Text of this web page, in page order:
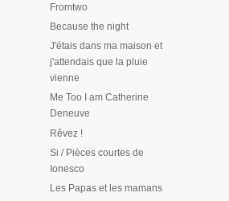
Fromtwo
Because the night
J'étais dans ma maison et
j'attendais que la pluie
vienne
Me Too I am Catherine
Deneuve
Rêvez !
Si / Pièces courtes de
Ionesco
Les Papas et les mamans